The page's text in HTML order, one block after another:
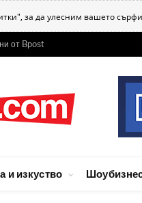
за да улесним вашето
от Bpost
и изкуство